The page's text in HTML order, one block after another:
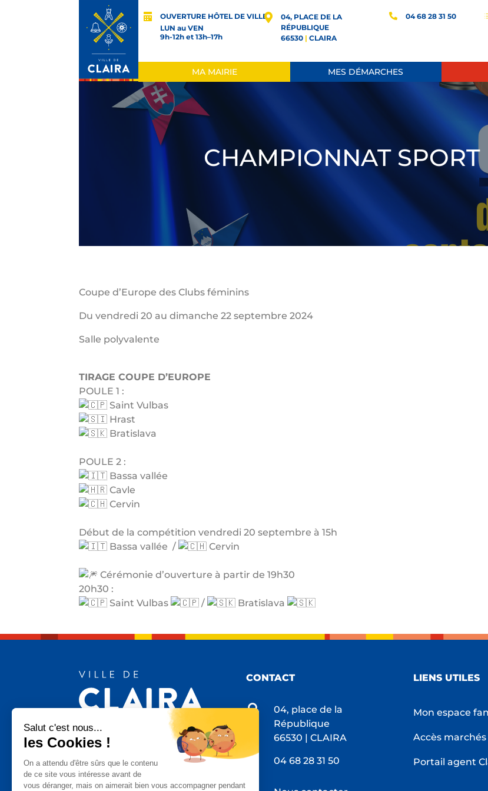
OUVERTURE HÔTEL DE VILLE
LUN au VEN
9h-12h et 13h–17h
04, PLACE DE LA
RÉPUBLIQUE
66530| CLAIRA
04 68 28 31 50
MA MAIRIE MES DÉMARCHES
CHAMPIONNAT SPORT
Coupe d’Europe des Clubs féminins
Du vendredi 20 au dimanche 22 septembre 2024
Salle polyvalente
TIRAGE COUPE D’EUROPE
POULE 1 :
Saint Vulbas
Hrast
Bratislava
POULE 2 :
Bassa vallée
Cavle
Cervin
Début de la compétition vendredi 20 septembre à 15h
Bassa vallée /
Cervin
Cérémonie d’ouverture à partir de 19h30
20h30 :
Saint Vulbas
/ Bratislava
CONTACT

04, place de la
République
66530 | CLAIRA
 04 68 28 31 50
LIENS UTILES
Mon espace
Accès
Portail agent
Salut c'est nous...
les Cookies !
On a attendu d'être sûrs que le contenu
de ce site vous intéresse avant de
vous déranger, mais on aimerait bien vous accompagner pendant